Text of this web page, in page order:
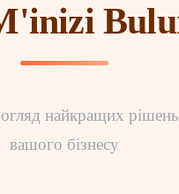
найкращих
вашого бізнесу